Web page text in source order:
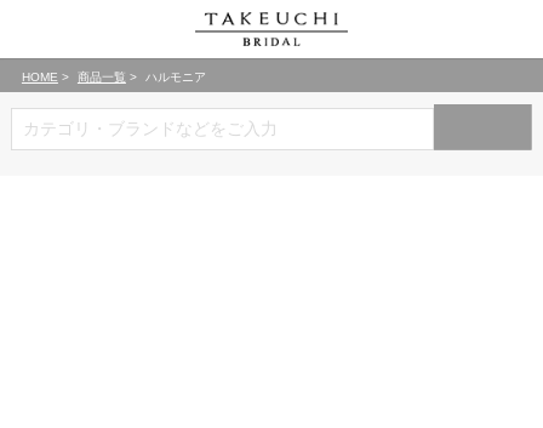
HOME 商品一覧 ハルモニア